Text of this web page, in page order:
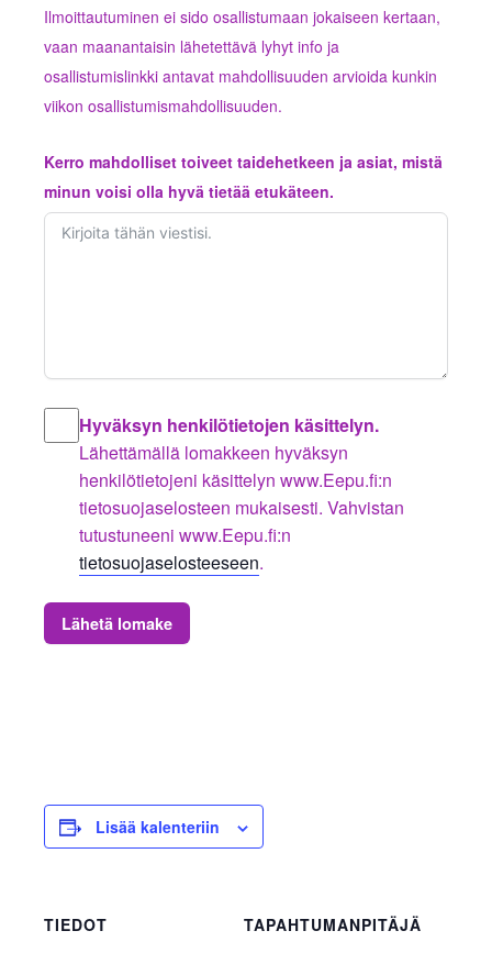
Ilmoittautuminen ei sido osallistumaan jokaiseen kertaan,
vaan maanantaisin lähetettävä lyhyt info ja
osallistumislinkki antavat mahdollisuuden arvioida kunkin
viikon osallistumismahdollisuuden.
Kerro mahdolliset toiveet taidehetkeen ja asiat, mistä
minun voisi olla hyvä tietää etukäteen.
Hyväksyn henkilötietojen käsittelyn.
Lähettämällä lomakkeen hyväksyn
henkilötietojeni käsittelyn www.Eepu.fi:n
tietosuojaselosteen mukaisesti. Vahvistan
tutustuneeni www.Eepu.fi:n
tietosuojaselosteeseen.
Lähetä lomake
Lisää kalenteriin
TIEDOT
TAPAHTUMANPITÄJÄ